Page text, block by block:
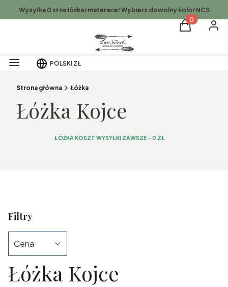
Wysyłka 0 zł na łóżka i materace! Wybierz dowolny kolor NCS
Produkty w
Koszyk
Menu POLSKI ZŁ
Strona główna Łóżka
Łóżka Kojce
ŁÓŻKA KOSZT WYSYŁKI ZAWSZE - 0 ZŁ
Filtry
Cena
Koniec filtrów
Łóżka Kojce